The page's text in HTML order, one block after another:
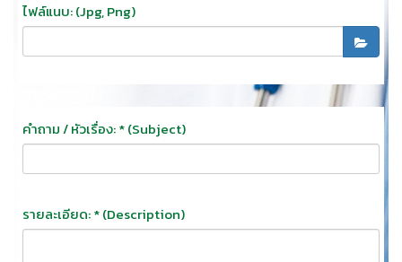
ไฟล์แนบ: (jpg, Png)
คำถาม / หัวเรื่อง: * (Subject)
รายละเอียด: * (Description)